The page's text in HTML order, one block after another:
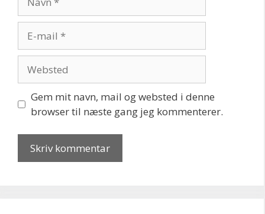
mail
Gem mit navn, mail og websted i denne
browser til næste gang jeg kommenterer.